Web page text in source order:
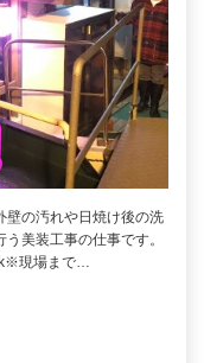
壁の汚れや日焼け後の洗
美装工事の仕事です。
現場まで…